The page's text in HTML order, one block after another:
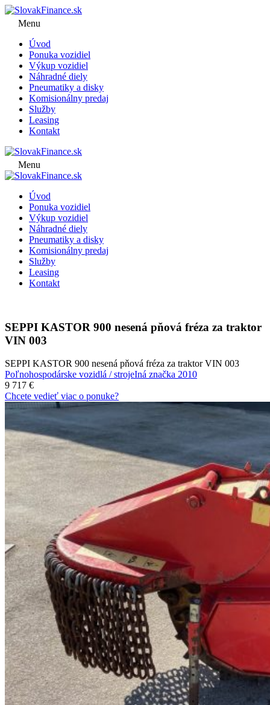
Menu
Úvod
Ponuka vozidiel
Výkup vozidiel
Náhradné diely
Pneumatiky a disky
Komisionálny predaj
Služby
Leasing
Kontakt
Menu
Úvod
Ponuka vozidiel
Výkup vozidiel
Náhradné diely
Pneumatiky a disky
Komisionálny predaj
Služby
Leasing
Kontakt
SEPPI KASTOR 900 nesená pňová fréza za traktor
VIN 003
SEPPI KASTOR 900 nesená pňová fréza za traktor VIN 003
Poľnohospodárske vozidlá / strojeIná značka 2010
9 717 €
Chcete vedieť viac o ponuke?